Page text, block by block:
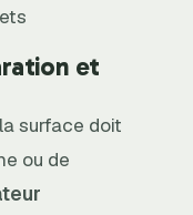
et
surface doit
ou de